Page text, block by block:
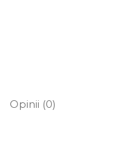
Opinii (0)